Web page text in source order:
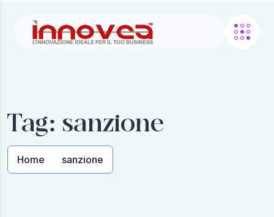
Tag: sanzione
Home sanzione